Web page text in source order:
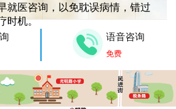
就医咨询，以免耽误病情，错过
时机。
语音咨询
免费